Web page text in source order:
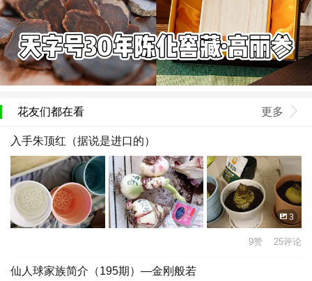
花友们都在看 更多
入手朱顶红（据说是进口的）
3
9赞 25评论
仙人球家族简介（195期）—金刚般若